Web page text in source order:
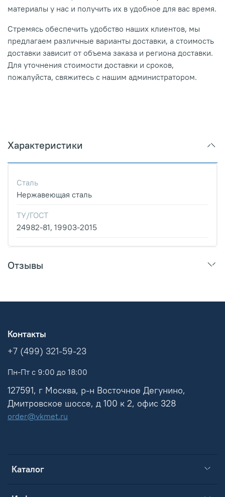
материалы у нас и получить их в удобное для вас время.
Стремясь обеспечить удобство наших клиентов, мы
предлагаем различные варианты доставки, а стоимость
доставки зависит от объема заказа и региона доставки.
Для уточнения стоимости доставки и сроков,
пожалуйста, свяжитесь с нашим администратором.
Характеристики
Сталь
Нержавеющая сталь
ТУ/ГОСТ
24982-81, 19903-2015
Отзывы
Каталог
Контакты
+7 (499) 321-59-23
Пн-Пт с 9:00 до 18:00
127591, г Москва, р-н Восточное Дегунино,
Дмитровское шоссе, д 100 к 2, офис 328
order@vkmet.ru